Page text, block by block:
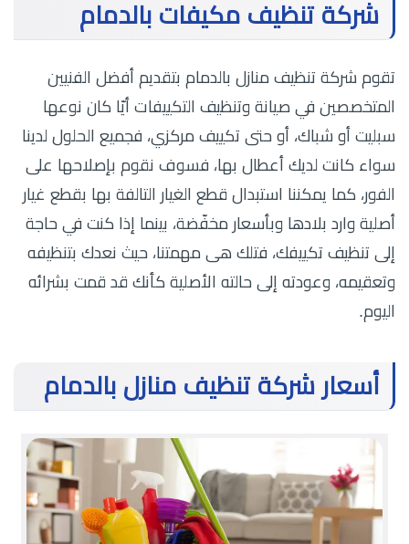
شركة تنظيف مكيفات بالدمام
تقوم شركة تنظيف منازل بالدمام بتقديم أفضل الفنيين
المتخصصين في صيانة وتنظيف التكييفات أيّا كان نوعها
سبليت أو شباك، أو حتى تكييف مركزي، فجميع الحلول لدينا
سواء كانت لديك أعطال بها، فسوف نقوم بإصلاحها على
الفور، كما يمكننا استبدال قطع الغيار التالفة بها بقطع غيار
أصلية وارد بلادها وبأسعار مخفّضة، بينما إذا كنت في حاجة
إلى تنظيف تكييفك، فتلك هى مهمتنا، حيث نعدك بتنظيفه
وتعقيمه، وعودته إلى حالته الأصلية كأنك قد قمت بشرائه
اليوم.
أسعار شركة تنظيف منازل بالدمام